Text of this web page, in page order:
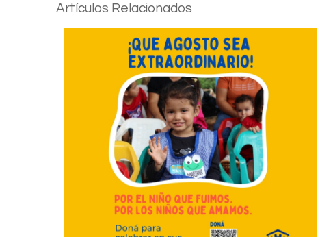
Artículos Relacionados